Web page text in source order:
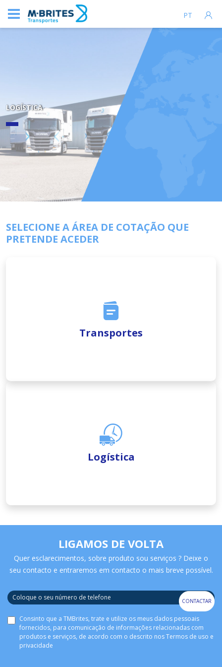
PT
LOGÍSTICA
SELECIONE A ÁREA DE COTAÇÃO QUE
PRETENDE ACEDER
Transportes
Logística
LIGAMOS DE VOLTA
Quer esclarecimentos, sobre produto sou serviços ? Deixe o
seu contacto e entraremos em contacto o mais breve possível.
Consinto que a TMBrites, trate e utilize os meus dados pessoais
fornecidos, para comunicação de informações relacionadas com
produtos e serviços, de acordo com o descrito nosTermos de uso e
privacidade
CONTACTAR